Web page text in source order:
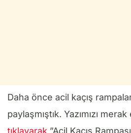
Daha önce acil kaçış
paylaşmıştık. Yazımızı
tıklayarak ”Acil Kaçış